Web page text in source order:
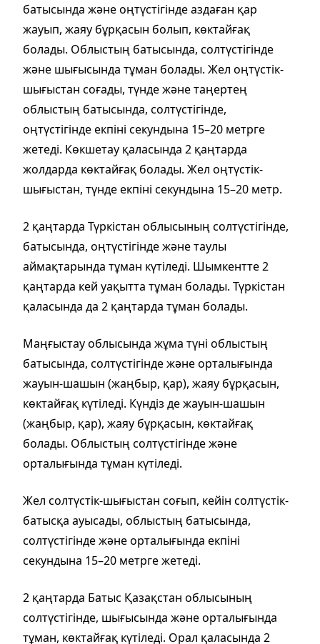
батысында және оңтүстігінде аздаған қар
жауып, жаяу бұрқасын болып, көктайғақ
болады. Облыстың батысында, солтүстігінде
және шығысында тұман болады. Жел оңтүстік-
шығыстан соғады, түнде және таңертең
облыстың батысында, солтүстігінде,
оңтүстігінде екпіні секундына 15–20 метрге
жетеді. Көкшетау қаласында 2 қаңтарда
жолдарда көктайғақ болады. Жел оңтүстік-
шығыстан, түнде екпіні секундына 15–20 метр.
2 қаңтарда Түркістан облысының солтүстігінде,
батысында, оңтүстігінде және таулы
аймақтарында тұман күтіледі. Шымкентте 2
қаңтарда кей уақытта тұман болады. Түркістан
қаласында да 2 қаңтарда тұман болады.
Маңғыстау облысында жұма түні облыстың
батысында, солтүстігінде және орталығында
жауын-шашын (жаңбыр, қар), жаяу бұрқасын,
көктайғақ күтіледі. Күндіз де жауын-шашын
(жаңбыр, қар), жаяу бұрқасын, көктайғақ
болады. Облыстың солтүстігінде және
орталығында тұман күтіледі.
Жел солтүстік-шығыстан соғып, кейін солтүстік-
батысқа ауысады, облыстың батысында,
солтүстігінде және орталығында екпіні
секундына 15–20 метрге жетеді.
2 қаңтарда Батыс Қазақстан облысының
солтүстігінде, шығысында және орталығында
тұман, көктайғақ күтіледі. Орал қаласында 2